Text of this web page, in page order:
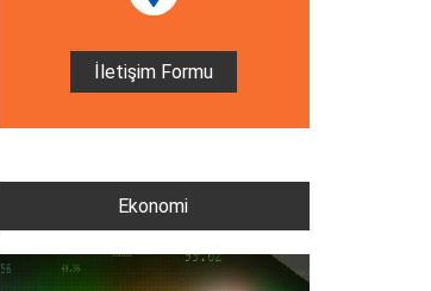
İletişim Formu
Ekonomi